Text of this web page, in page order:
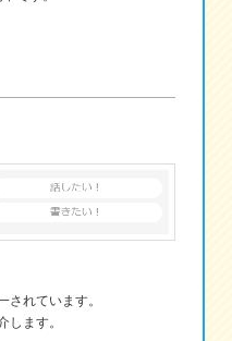
れています。
します。